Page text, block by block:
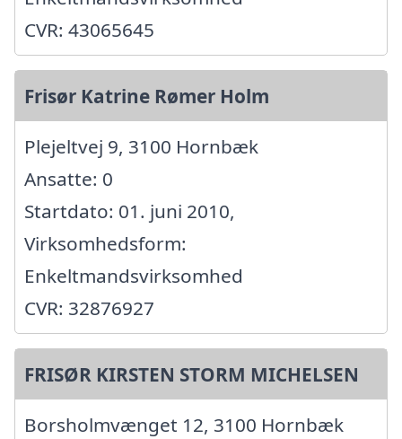
CVR: 43065645
Frisør Katrine Rømer Holm
Plejeltvej 9, 3100 Hornbæk
Ansatte: 0
Startdato: 01. juni 2010,
Virksomhedsform:
Enkeltmandsvirksomhed
CVR: 32876927
FRISØR KIRSTEN STORM MICHELSEN
Borsholmvænget 12, 3100 Hornbæk